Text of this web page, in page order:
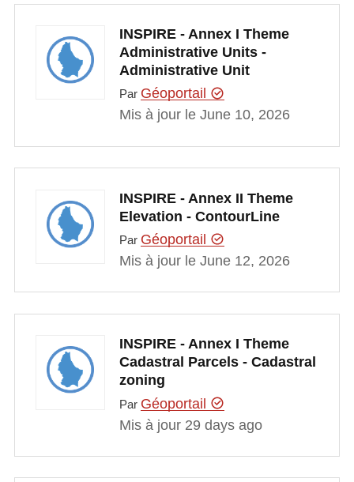
INSPIRE - Annex I Theme
Administrative Units -
Administrative Unit
Par Géoportail
Mis à jour le June 10, 2026
INSPIRE - Annex II Theme
Elevation - ContourLine
Par Géoportail
Mis à jour le June 12, 2026
INSPIRE - Annex I Theme
Cadastral Parcels - Cadastral
zoning
Par Géoportail
Mis à jour 29 days ago